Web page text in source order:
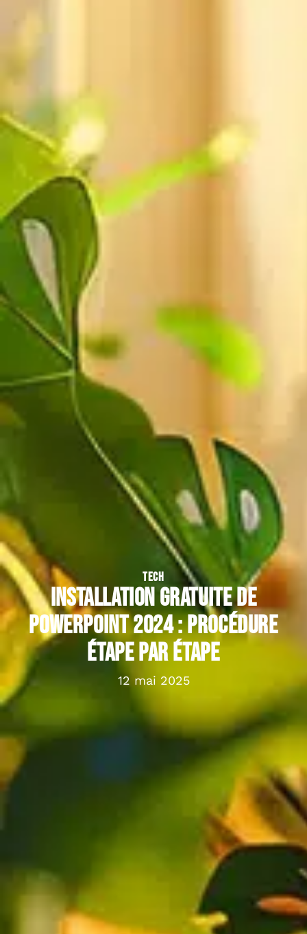
TECH
Installation gratuite de
PowerPoint 2024 : procédure
étape par étape
12 mai 2025